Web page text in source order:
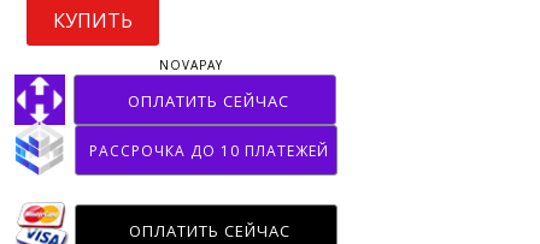
КУПИТЬ
ОПЛАТИТЬ СЕЙЧАС
NOVAPAY
РАССРОЧКА ДО 10 ПЛАТЕЖЕЙ
ОПЛАТИТЬ СЕЙЧАС